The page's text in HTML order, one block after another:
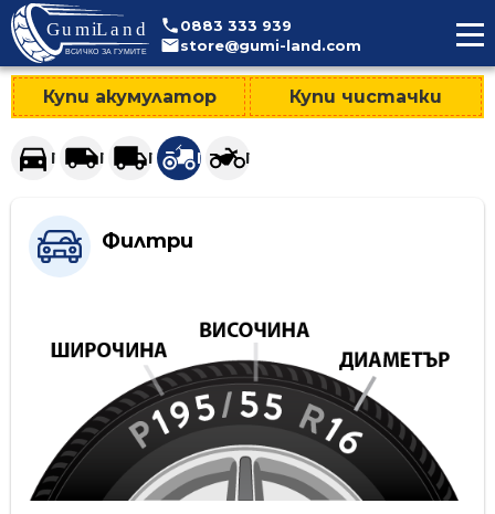
0883 333 939
store@gumi-land.com
Купи акумулатор Купи чистачки
Гуми за леки автомобили и джипове
Гуми за лекотоварни автомобили
Гуми за тежкотоварни автомобили
Гуми за селскостопанска
Гуми за мотоциклети
Филтри